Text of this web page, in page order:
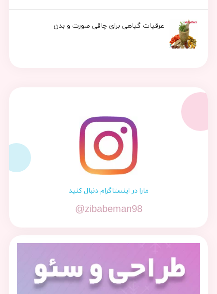
عرقیات گیاهی برای چاقی صورت و بدن
مارا در اینستاگرام دنبال کنید
@zibabeman98